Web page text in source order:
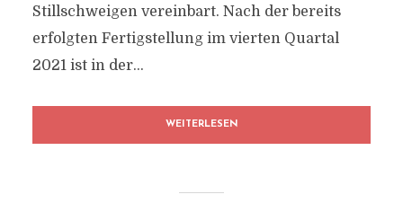
Stillschweigen vereinbart. Nach der bereits
erfolgten Fertigstellung im vierten Quartal
2021 ist in der...
WEITERLESEN